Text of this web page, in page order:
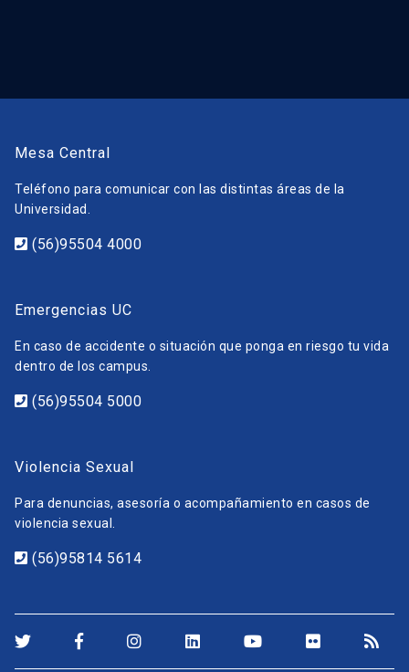
Mesa Central
Teléfono para comunicar con las distintas áreas de la
Universidad.
(56)95504 4000
Emergencias UC
En caso de accidente o situación que ponga en riesgo tu vida
dentro de los campus.
(56)95504 5000
Violencia Sexual
Para denuncias, asesoría o acompañamiento en casos de
violencia sexual.
(56)95814 5614